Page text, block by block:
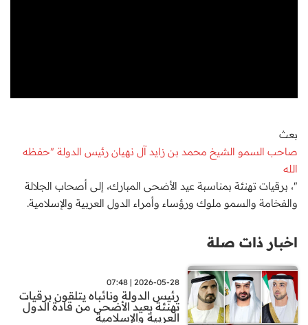
بعث
صاحب السمو الشيخ محمد بن زايد آل نهيان رئيس الدولة "حفظه
الله
"، برقيات تهنئة بمناسبة عيد الأضحى المبارك، إلى أصحاب الجلالة
والفخامة والسمو ملوك ورؤساء وأمراء الدول العربية والإسلامية.
اخبار ذات صلة
2026-05-28 | 07:48
رئيس الدولة ونائباه يتلقون برقيات
تهنئة بعيد الأضحى من قادة الدول
العربية والإسلامية